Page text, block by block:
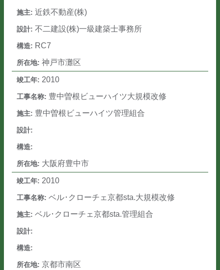
近鉄不動産(株)
不二建設(株)一級建築士事務所
RC7
神戸市灘区
2010
豊中曽根ビューハイツ大規模改修
豊中曽根ビューハイツ管理組合
大阪府豊中市
2010
ベル･クローチェ京都sta.大規模改修
ベル･クローチェ京都sta.管理組合
京都市南区